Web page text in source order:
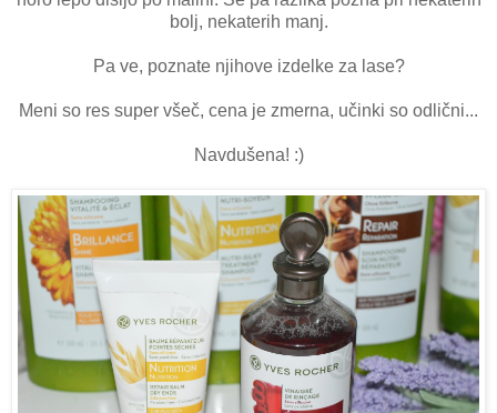
bolj, nekaterih manj.
Pa ve, poznate njihove izdelke za lase?
Meni so res super všeč, cena je zmerna, učinki so odlični...
Navdušena! :)